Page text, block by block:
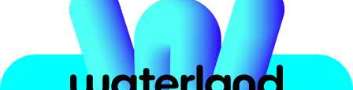
Attractions
Εισιτήρια